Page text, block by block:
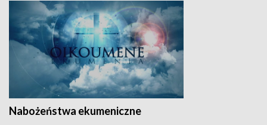
Nabożeństwa ekumeniczne